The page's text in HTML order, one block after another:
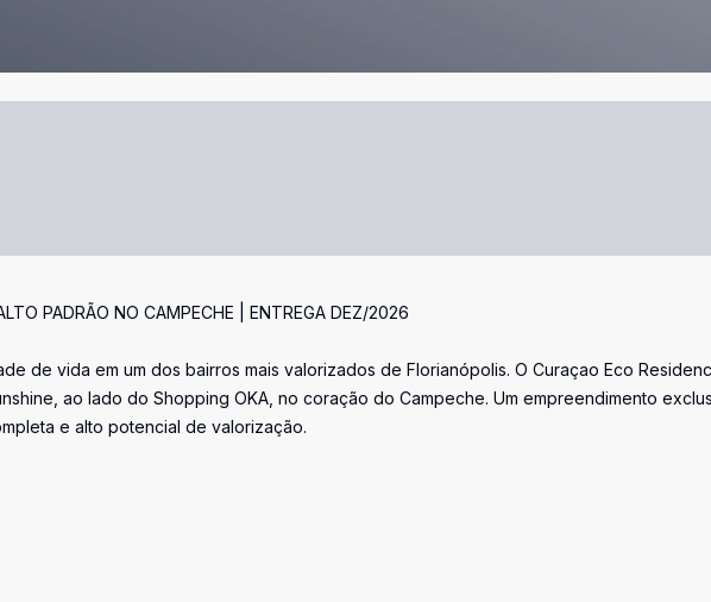
PADRÃO NO CAMPECHE | ENTREGA DEZ/2026
de vida em um dos bairros mais valorizados de Florianópolis. O Curaçao Eco
ao lado do Shopping OKA, no coração do Campeche. Um empreendimento
e alto potencial de valorização.